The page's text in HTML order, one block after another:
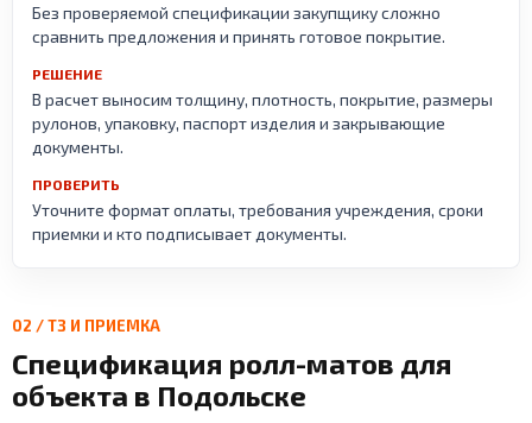
Без проверяемой спецификации закупщику сложно
сравнить предложения и принять готовое покрытие.
РЕШЕНИЕ
В расчет выносим толщину, плотность, покрытие, размеры
рулонов, упаковку, паспорт изделия и закрывающие
документы.
ПРОВЕРИТЬ
Уточните формат оплаты, требования учреждения, сроки
приемки и кто подписывает документы.
02 / ТЗ И ПРИЕМКА
Спецификация ролл-матов для
объекта в Подольске